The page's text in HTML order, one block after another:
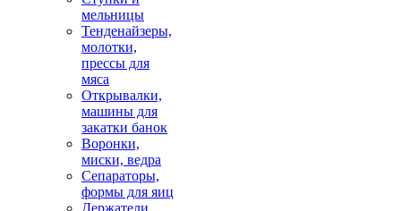
мельницы
Тенденайзеры,
молотки,
прессы для
мяса
Открывалки,
машины для
закатки банок
Воронки,
миски, ведра
Сепараторы,
формы для яиц
Держатели,